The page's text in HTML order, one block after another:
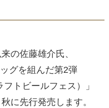
の佐藤雄介氏、
グを組んだ第2弾
トビールフェス）」
に先行発売します。